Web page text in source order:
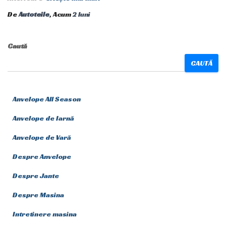
DeAutoteile, Acum2 luni
Caută
CAUTĂ
Anvelope All Season
Anvelope de Iarnă
Anvelope de Vară
Despre Anvelope
Despre Jante
Despre Masina
Intretinere masina